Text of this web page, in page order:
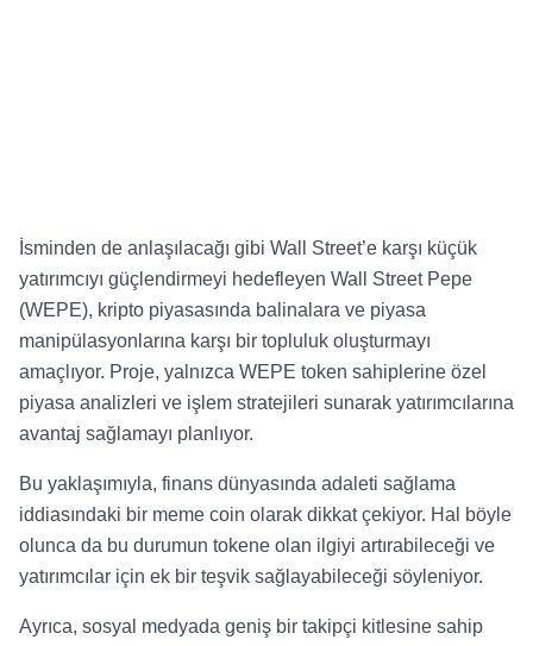
İsminden de anlaşılacağı gibi Wall Street’e karşı küçük
yatırımcıyı güçlendirmeyi hedefleyen Wall Street Pepe
(WEPE), kripto piyasasında balinalara ve piyasa
manipülasyonlarına karşı bir topluluk oluşturmayı
amaçlıyor. Proje, yalnızca WEPE token sahiplerine özel
piyasa analizleri ve işlem stratejileri sunarak yatırımcılarına
avantaj sağlamayı planlıyor.
Bu yaklaşımıyla, finans dünyasında adaleti sağlama
iddiasındaki bir meme coin olarak dikkat çekiyor. Hal böyle
olunca da bu durumun tokene olan ilgiyi artırabileceği ve
yatırımcılar için ek bir teşvik sağlayabileceği söyleniyor.
Ayrıca, sosyal medyada geniş bir takipçi kitlesine sahip